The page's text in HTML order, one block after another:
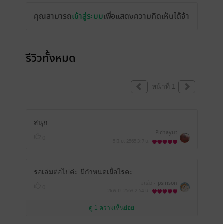
คุณสามารถเข้าสู่ระบบเพื่อแสดงความคิดเห็นได้จ้า
รีวิวทั้งหมด
หน้าที่ 1
สนุก
Pichayut
รอเล่มต่อไปค่ะ มีกำหนดเมื่อไรคะ
psirison
ดู 1 ความเห็นย่อย